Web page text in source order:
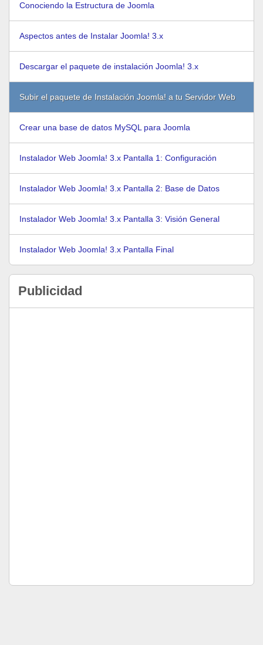
Conociendo la Estructura de Joomla
Aspectos antes de Instalar Joomla! 3.x
Descargar el paquete de instalación Joomla! 3.x
Subir el paquete de Instalación Joomla! a tu Servidor Web
Crear una base de datos MySQL para Joomla
Instalador Web Joomla! 3.x Pantalla 1: Configuración
Instalador Web Joomla! 3.x Pantalla 2: Base de Datos
Instalador Web Joomla! 3.x Pantalla 3: Visión General
Instalador Web Joomla! 3.x Pantalla Final
Publicidad